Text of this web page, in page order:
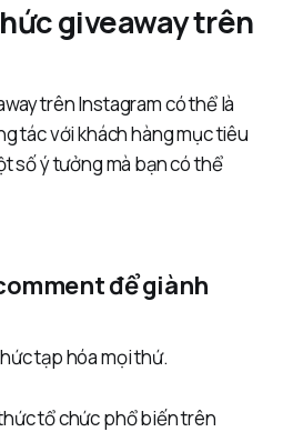
giveaway trên
trên Instagram có thể là
tác với khách hàng mục tiêu
số ý tưởng mà bạn có thể
để giành
tạp hóa mọi thứ.
tổ chức phổ biến trên